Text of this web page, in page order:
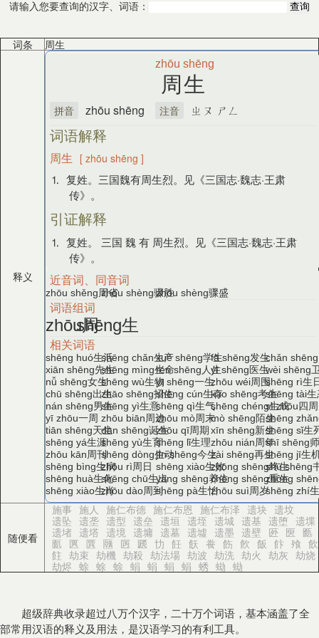
请输入您要查询的汉字、词语：
词条 周生
释义
zhōu shēng
周生
拼音 zhōu shēng 注音 ㄓㄡ ㄕㄥ
词语解释
周生 [ zhōu shēng ]
⒈ 复姓。三国魏有周生烈。见《三国志·魏志·王肃
传》。
引证解释
⒈ 复姓。 三国 魏 有 周生烈。见《三国志·魏志·王肃
传》。
近音词、同音词
zhōu shěng周省
zhòu shèng骤胜
zhòu shèng骤盛
词语组词
zhōu周
shēng生
相关词语
shēng huó生活
shēng chǎn生产
xué shēng学生
fā shēng发生chǎn shēng
xiān shēng先生
shēng mìng生命
rén shēng人生yī shēng医生wèi shēng
nǚ shēng女生shēng wù生物yī shēng一生zhōu wéi周围shēng rì生
chū shēng出生
zhāo shēng招生
shēng cún生存
kǎo shēng考生
shēng tài
nán shēng男生
shēng yì生意shēng qì生气shēng chéng生成
sì zhōu四周
yī zhōu一周 zhōu biān周边zhōu mò周末mò shēng陌生shēng
tiān shēng天生
dàn shēng诞生
zhōu qī周期xīn shēng新生shēng sǐ生
shēng yá生涯shēng yù生育shēng lǐ生理zhōu nián周年shī shēng
zhōu kān周刊shēng dòng生动
jīn shēng今生zài shēng再生shēng jī生
shēng bìng生病
zhōu rì周日 shēng xiào生效
zhōng shēng终生
shū shēng
shēng huà生化
shēng chū生出
yǎng shēng养生
chóng shēng重生
zhòng
shēng xiào生肖
zhōu dào周到shēng pà生怕zhōu suì周岁shēng zhí
随便看
施事 施人 施仁布德 施仁布恩 施仁布泽 遗块 遗坟
遗坠 遗垄 遗型 遗垒 遗垣 遗垤 遗城 遗基 遗堕 遗堞
遗堵 遗塔 遗境 遗墉 遗墓 遗墟 遗墨 遗壁 㔰 㔱 㔲
㔳 㔴 㔵 㔶 㔷 㔸 㔹 飪 飫 飬 飭 飮 飯 飰 飱 飲
飳 劫束 劫機 劫殺 劫法場 劫波 劫洗 劫火 劫灰 劫烧
劫烬 蜍 蜍 蜍 蜎 蜎 蜎 蜎 蜏 蜐 蜐
超级辞典收录超过八万个汉字，二十万个词语，基本涵盖了全
部常用汉语的释义及用法，是汉语学习的有利工具。